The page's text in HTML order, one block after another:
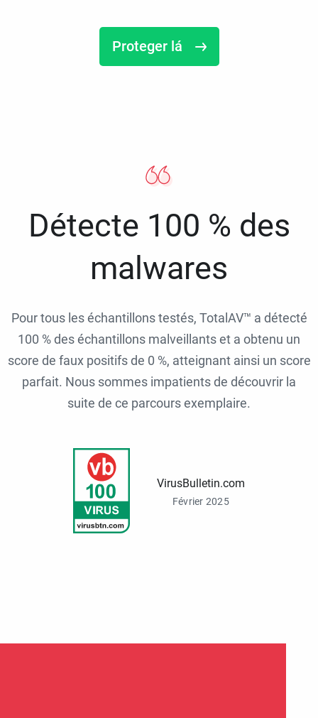
Proteger lá
Détecte 100 % des
malwares
Pour tous les échantillons testés, TotalAV™ a détecté
100 % des échantillons malveillants et a obtenu un
score de faux positifs de 0 %, atteignant ainsi un score
parfait. Nous sommes impatients de découvrir la
suite de ce parcours exemplaire.
VirusBulletin.com
Février 2025